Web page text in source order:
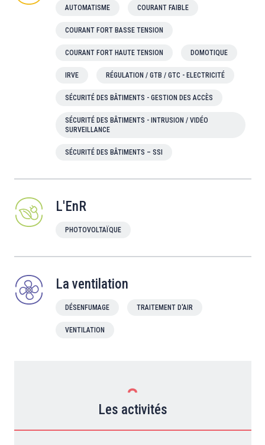
AUTOMATISME COURANT FAIBLE
COURANT FORT BASSE TENSION
COURANT FORT HAUTE TENSION DOMOTIQUE
IRVE RÉGULATION / GTB / GTC - ELECTRICITÉ
SÉCURITÉ DES BÂTIMENTS - GESTION DES ACCÈS
SÉCURITÉ DES BÂTIMENTS - INTRUSION / VIDÉO
SURVEILLANCE
SÉCURITÉ DES BÂTIMENTS – SSI
L'EnR
PHOTOVOLTAÏQUE
La ventilation
DÉSENFUMAGE TRAITEMENT D'AIR
VENTILATION
Les activités